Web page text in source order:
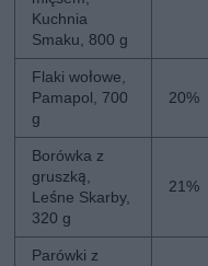
Kuchnia
Smaku, 800 g
Flaki wołowe,
Pamapol, 700
g
20%
Borówka z
gruszką,
Leśne Skarby,
320 g
21%
Parówki z